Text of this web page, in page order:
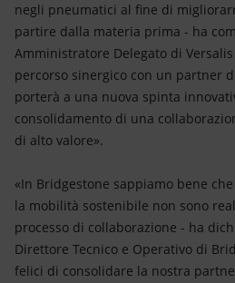
negli pneumatici al fine di
partire dalla materia prima - ha
Amministratore Delegato di
percorso sinergico con un partner
porterà a una nuova spinta
consolidamento di una
di alto valore».
«In Bridgestone sappiamo bene
la mobilità sostenibile non sono
processo di collaborazione - ha
Direttore Tecnico e Operativo di
felici di consolidare la nostra